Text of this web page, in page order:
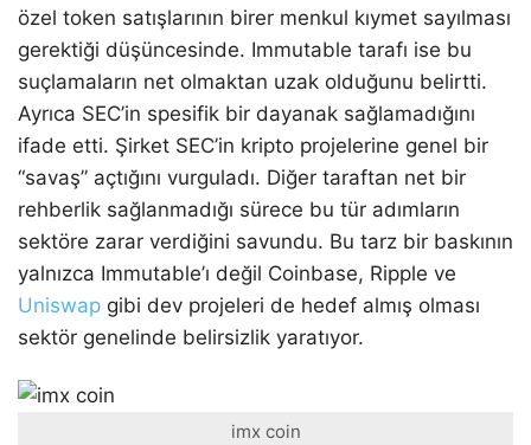
özel token satışlarının birer menkul kıymet sayılması
gerektiği düşüncesinde. Immutable tarafı ise bu
suçlamaların net olmaktan uzak olduğunu belirtti.
Ayrıca SEC’in spesifik bir dayanak sağlamadığını
ifade etti. Şirket SEC’in kripto projelerine genel bir
“savaş” açtığını vurguladı. Diğer taraftan net bir
rehberlik sağlanmadığı sürece bu tür adımların
sektöre zarar verdiğini savundu. Bu tarz bir baskının
yalnızca Immutable’ı değil Coinbase, Ripple ve
Uniswap gibi dev projeleri de hedef almış olması
sektör genelinde belirsizlik yaratıyor.
imx coin